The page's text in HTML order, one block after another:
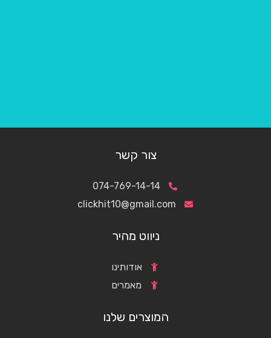
צור קשר
074-769-14-14
clickhit10@gmail.com
ניווט מהיר
אודותינו
מאמרים
המוצרים שלנו